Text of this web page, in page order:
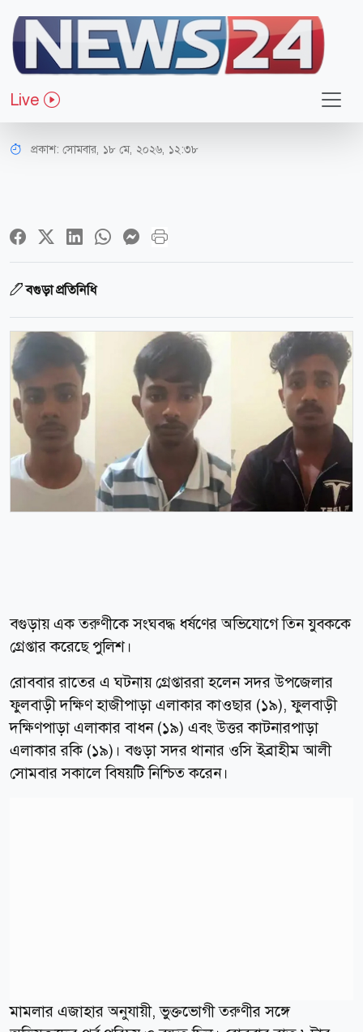
Live
সারাদেশ
বগুড়ায় তরুণীকে সংঘবদ্ধ ধর্ষণের
অভিযোগে গ্রেপ্তার ৩
প্রকাশ: সোমবার, ১৮ মে, ২০২৬, ১২:৩৮
বগুড়া প্রতিনিধি
বগুড়ায় এক তরুণীকে সংঘবদ্ধ ধর্ষণের অভিযোগে তিন যুবককে
গ্রেপ্তার করেছে পুলিশ।
রোববার রাতের এ ঘটনায় গ্রেপ্তাররা হলেন সদর উপজেলার
ফুলবাড়ী দক্ষিণ হাজীপাড়া এলাকার কাওছার (১৯), ফুলবাড়ী
দক্ষিণপাড়া এলাকার বাধন (১৯) এবং উত্তর কাটনারপাড়া
এলাকার রকি (১৯)। বগুড়া সদর থানার ওসি ইব্রাহীম আলী
সোমবার সকালে বিষয়টি নিশ্চিত করেন।
মামলার এজাহার অনুযায়ী, ভুক্তভোগী তরুণীর সঙ্গে